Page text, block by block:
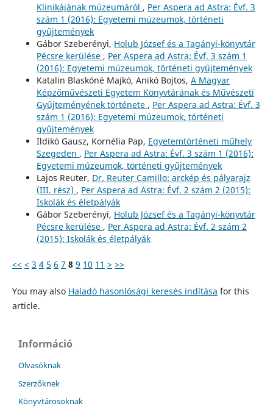
Klinikájának múzeumáról , Per Aspera ad Astra: Évf. 3
szám 1 (2016): Egyetemi múzeumok, történeti
gyűjtemények
Gábor Szeberényi, Holub József és a Tagányi-könyvtár
Pécsre kerülése , Per Aspera ad Astra: Évf. 3 szám 1
(2016): Egyetemi múzeumok, történeti gyűjtemények
Katalin Blaskóné Majkó, Anikó Bojtos, A Magyar
Képzőművészeti Egyetem Könyvtárának és Művészeti
Gyűjteményének története , Per Aspera ad Astra: Évf. 3
szám 1 (2016): Egyetemi múzeumok, történeti
gyűjtemények
Ildikó Gausz, Kornélia Pap, Egyetemtörténeti műhely
Szegeden , Per Aspera ad Astra: Évf. 3 szám 1 (2016):
Egyetemi múzeumok, történeti gyűjtemények
Lajos Reuter, Dr. Reuter Camillo: arckép és pályarajz
(III. rész) , Per Aspera ad Astra: Évf. 2 szám 2 (2015):
Iskolák és életpályák
Gábor Szeberényi, Holub József és a Tagányi-könyvtár
Pécsre kerülése , Per Aspera ad Astra: Évf. 2 szám 2
(2015): Iskolák és életpályák
<< < 3 4 5 6 7 8 9 10 11 > >>
You may also Haladó hasonlósági keresés indítása for this
article.
Információ
Olvasóknak
Szerzőknek
Könyvtárosoknak